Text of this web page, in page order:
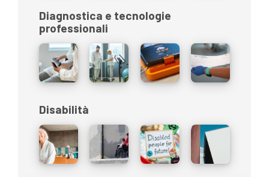
Diagnostica e tecnologie
professionali
Disabilità